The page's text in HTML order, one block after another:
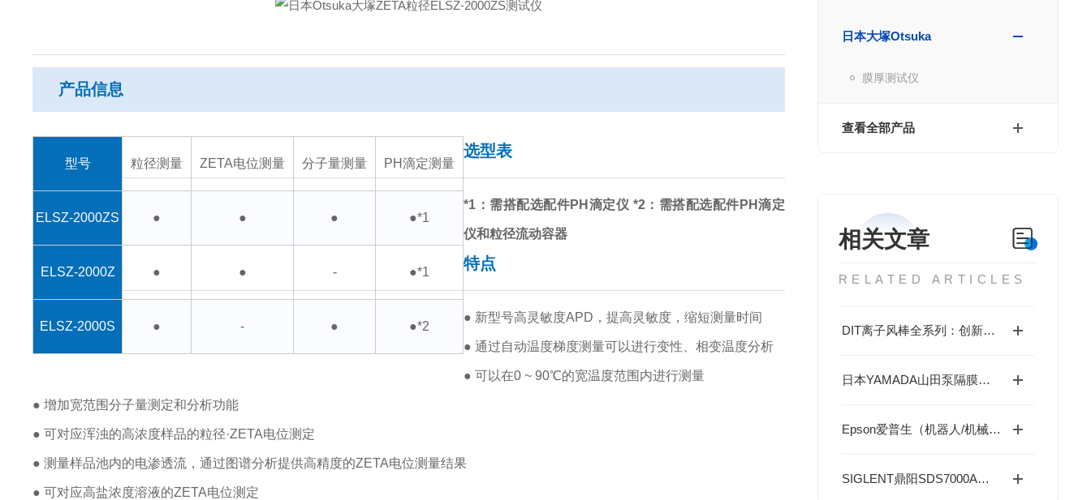
日本大塚Otsuka
膜厚测试仪
查看全部产品
相关文章
RELATED ARTICLES
DIT离子风棒全系列：创新静电解决方案、高效静电消除新选择
日本YAMADA山田泵隔膜泵 G25系列：耐久高效，持久稳定
Epson爱普生（机器人/机械臂）西南地区赋能高精度自动化作业
SIGLENT鼎阳SDS7000A系列示波器高速数字与射频设计赋能
产品信息
型号 粒径测量 ZETA电位测量 分子量测量 PH滴定测量
ELSZ-2000ZS ● ● ● ●*1
ELSZ-2000Z ● ● - ●*1
ELSZ-2000S ● - ● ●*2
选型表
*1：需搭配选配件PH滴定仪 *2：需搭配选配件PH滴定
仪和粒径流动容器
特点
● 新型号高灵敏度APD，提高灵敏度，缩短测量时间
● 通过自动温度梯度测量可以进行变性、相变温度分析
● 可以在0 ~ 90℃的宽温度范围内进行测量
● 增加宽范围分子量测定和分析功能
● 可对应浑浊的高浓度样品的粒径·ZETA电位测定
● 测量样品池内的电渗透流，通过图谱分析提供高精度的ZETA电位测量结果
● 可对应高盐浓度溶液的ZETA电位测定